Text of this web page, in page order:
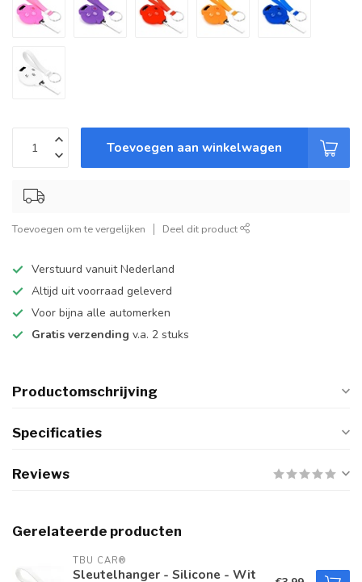
Toevoegen aan winkelwagen
Toevoegen om te vergelijken Deel dit product
Verstuurd vanuit Nederland
Altijd uit voorraad geleverd
Voor bijna alle automerken
Gratis verzending v.a. 2 stuks
Productomschrijving
Specificaties
Reviews
Gerelateerde producten
TBU CAR®
Sleutelhanger - Silicone - Wit